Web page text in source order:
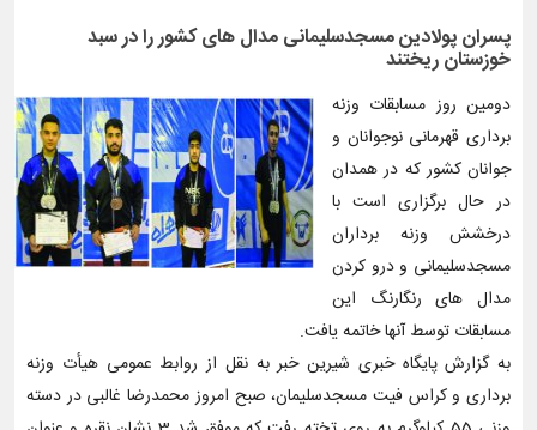
پسران پولادین مسجدسلیمانی مدال های کشور را در سبد
خوزستان ریختند
دومین روز مسابقات وزنه
برداری قهرمانی نوجوانان و
جوانان کشور که در همدان
در حال برگزاری است با
درخشش وزنه برداران
مسجدسلیمانی و درو کردن
مدال های رنگارنگ این
مسابقات توسط آنها خاتمه یافت.
به گزارش پایگاه خبری شیرین خبر به نقل از روابط عمومی هیأت وزنه
برداری و کراس فیت مسجدسلیمان، صبح امروز محمدرضا غالبی در دسته